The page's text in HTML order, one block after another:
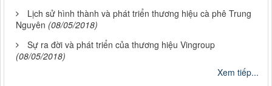
Lịch sử hình thành và phát triển thương hiệu cà phê Trung
Nguyên (08/05/2018)
Sự ra đời và phát triển của thương hiệu Vingroup
(08/05/2018)
Xem tiếp...